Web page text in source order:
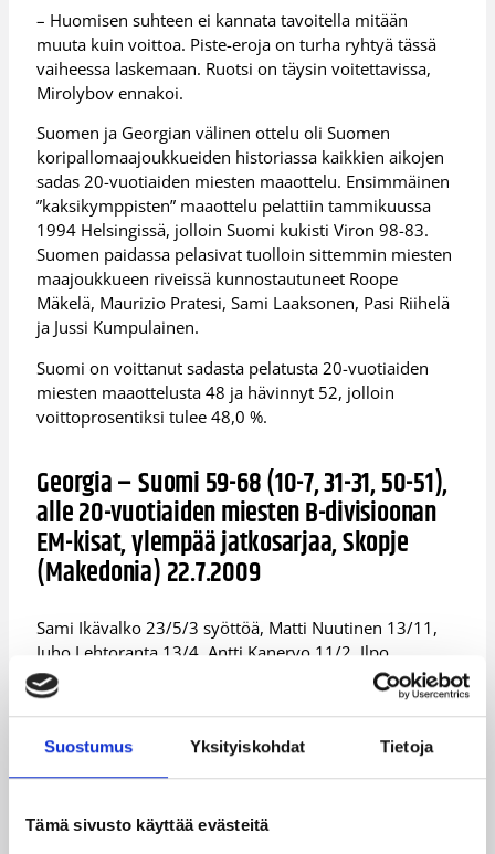
Suostumus Yksityiskohdat Tietoja
Tämä sivusto käyttää evästeitä
– Huomisen suhteen ei kannata tavoitella mitään
muuta kuin voittoa. Piste-eroja on turha ryhtyä tässä
vaiheessa laskemaan. Ruotsi on täysin voitettavissa,
Mirolybov ennakoi.
Suomen ja Georgian välinen ottelu oli Suomen
koripallomaajoukkueiden historiassa kaikkien aikojen
sadas 20-vuotiaiden miesten maaottelu. Ensimmäinen
”kaksikymppisten” maaottelu pelattiin tammikuussa
1994 Helsingissä, jolloin Suomi kukisti Viron 98-83.
Suomen paidassa pelasivat tuolloin sittemmin miesten
maajoukkueen riveissä kunnostautuneet Roope
Mäkelä, Maurizio Pratesi, Sami Laaksonen, Pasi Riihelä
ja Jussi Kumpulainen.
Suomi on voittanut sadasta pelatusta 20-vuotiaiden
miesten maaottelusta 48 ja hävinnyt 52, jolloin
voittoprosentiksi tulee 48,0 %.
Georgia – Suomi 59-68 (10-7, 31-31, 50-51),
alle 20-vuotiaiden miesten B-divisioonan
EM-kisat, ylempää jatkosarjaa, Skopje
(Makedonia) 22.7.2009
Sami Ikävalko 23/5/3 syöttöä, Matti Nuutinen 13/11,
Juho Lehtoranta 13/4, Antti Kanervo 11/2, Ilpo
Pehkonen 3/0, Miska Ahokas 2/4, Atte Perttu 2/4,
Roope Ahonen 1/2, Jesse Niemi 0/2/3 riistoa, Matias
Ojala 0/1, Jesse Mäntylä, Nicolas Dolenc.
Päivitetty22.07.2009